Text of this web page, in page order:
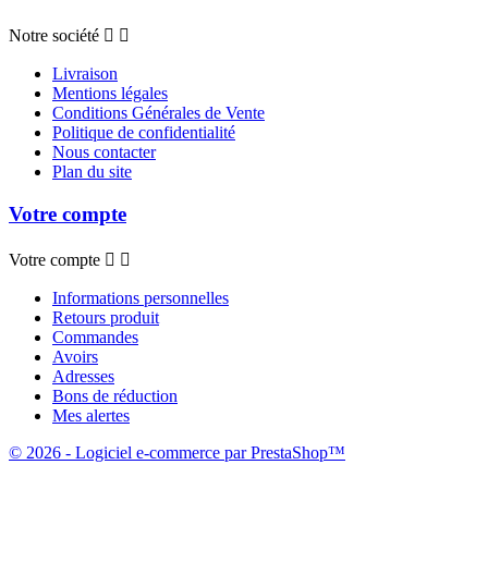
Notre société  
Livraison
Mentions légales
Conditions Générales de Vente
Politique de confidentialité
Nous contacter
Plan du site
Votre compte
Votre compte  
Informations personnelles
Retours produit
Commandes
Avoirs
Adresses
Bons de réduction
Mes alertes
© 2026 - Logiciel e-commerce par PrestaShop™